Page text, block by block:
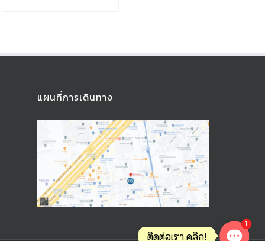
แผนที่การเดินทาง
ติดต่อเรา คลิก!
1